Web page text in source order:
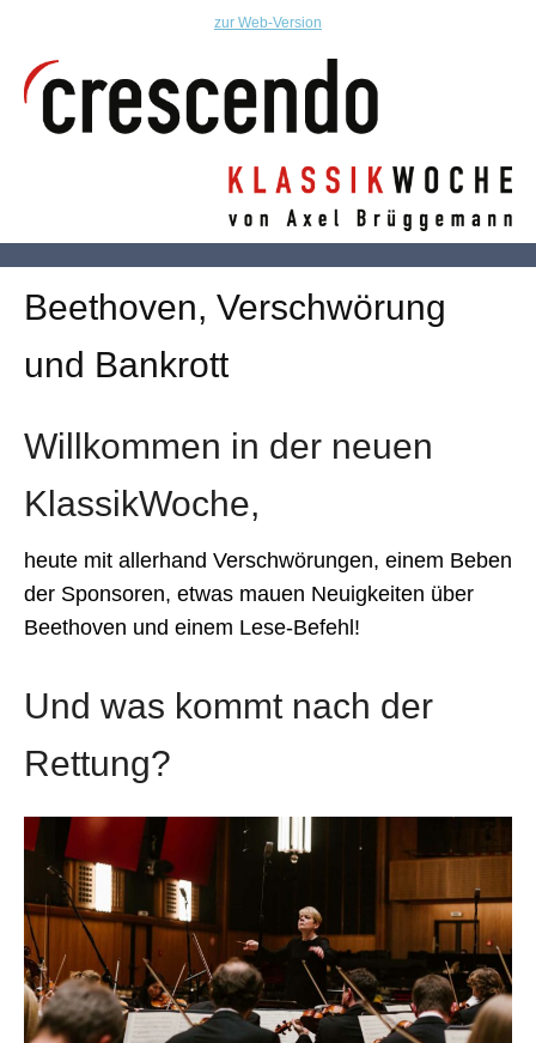
zur Web-Version
Beethoven, Verschwörung
und Bankrott
Willkommen in der neuen
KlassikWoche,
heute mit allerhand Verschwörungen, einem Beben
der Sponsoren, etwas mauen Neuigkeiten über
Beethoven und einem Lese-Befehl!
Und was kommt nach der
Rettung?